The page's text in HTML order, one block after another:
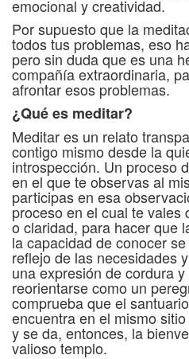
emocional y creatividad.
Por supuesto que la
todos tus problemas, eso
pero sin duda que es una
compañía extraordinaria,
afrontar esos problemas.
¿Qué es meditar?
Meditar es un relato
contigo mismo desde la
introspección. Un proceso
en el que te observas al
participas en esa
proceso en el cual te vales
o claridad, para hacer que
la capacidad de conocer
reflejo de las necesidades
una expresión de cordura
reorientarse como un
comprueba que el
encuentra en el mismo
y se da, entonces, la
valioso templo.